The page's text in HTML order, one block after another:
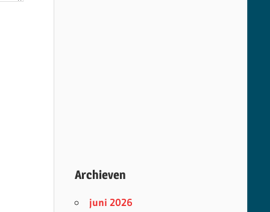
Archieven
juni 2026